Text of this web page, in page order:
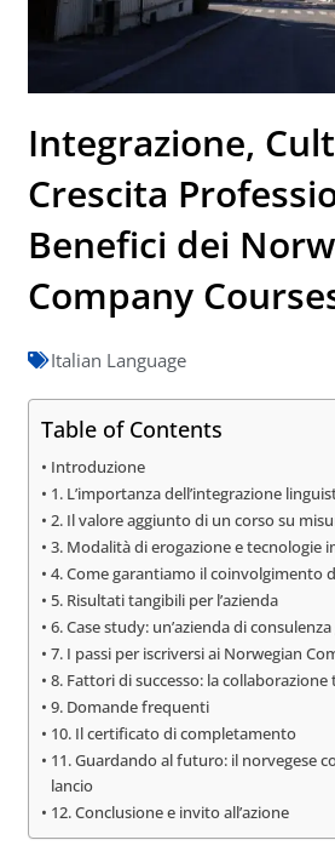
Integrazione,
Crescita
Benefici dei
Company
Italian Language
Table of Contents
Introduzione
1. L’importanza dell’integrazione
2. Il valore aggiunto di un corso su
3. Modalità di erogazione e tecnologie
4. Come garantiamo il coinvolgimento
5. Risultati tangibili per l’azienda
6. Case study: un’azienda di
7. I passi per iscriversi ai Norwegian
8. Fattori di successo: la
9. Domande frequenti
10. Il certificato di completamento
11. Guardando al futuro: il norvegese
lancio
12. Conclusione e invito all’azione